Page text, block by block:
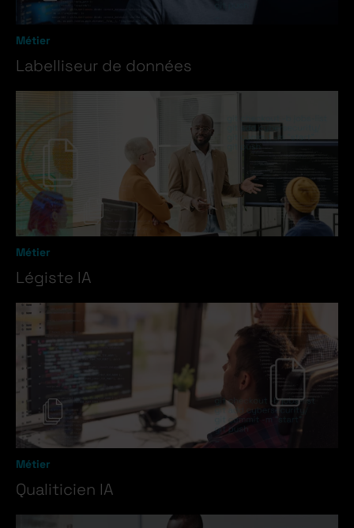
Métier
Labelliseur de données
Métier
Légiste IA
Métier
Qualiticien IA